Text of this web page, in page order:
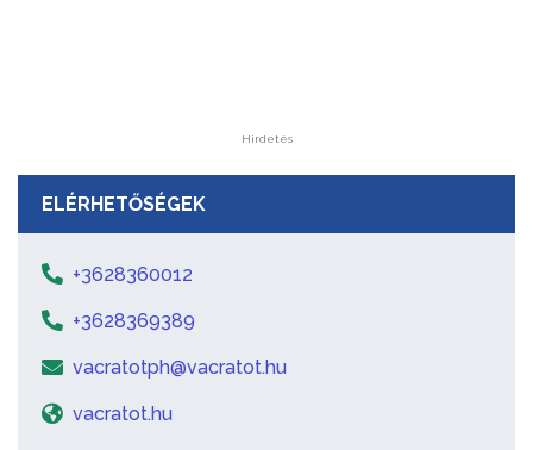
Hirdetés
ELÉRHETŐSÉGEK
+3628360012
+3628369389
vacratotph@vacratot.hu
vacratot.hu